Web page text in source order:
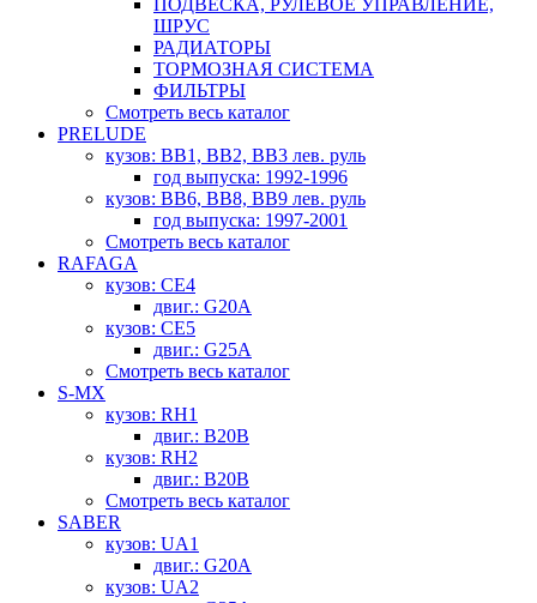
ПОДВЕСКА, РУЛЕВОЕ УПРАВЛЕНИЕ,
ШРУС
РАДИАТОРЫ
ТОРМОЗНАЯ СИСТЕМА
ФИЛЬТРЫ
Смотреть весь каталог
PRELUDE
кузов: BB1, BB2, BB3 лев. руль
год выпуска: 1992-1996
кузов: BB6, BB8, BB9 лев. руль
год выпуска: 1997-2001
Смотреть весь каталог
RAFAGA
кузов: CE4
двиг.: G20A
кузов: CE5
двиг.: G25A
Смотреть весь каталог
S-MX
кузов: RH1
двиг.: B20B
кузов: RH2
двиг.: B20B
Смотреть весь каталог
SABER
кузов: UA1
двиг.: G20A
кузов: UA2